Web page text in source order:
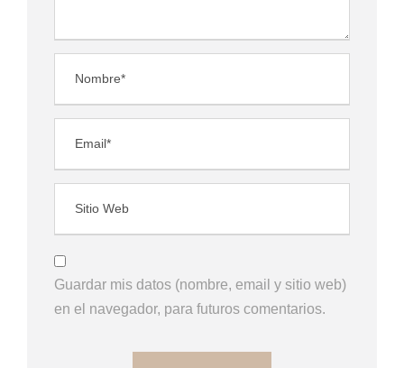
Guardar mis datos (nombre, email y sitio web)
en el navegador, para futuros comentarios.